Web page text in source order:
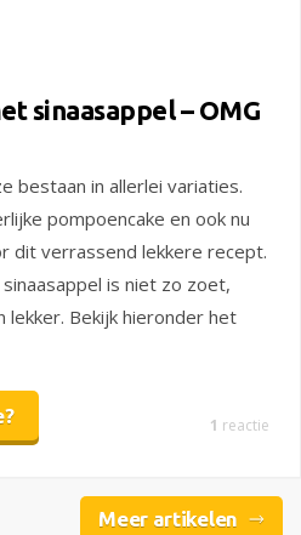
sinaasappel – OMG
bestaan in allerlei variaties.
pompoencake en ook nu
dit verrassend lekkere recept.
is niet zo zoet,
Bekijk hieronder het
1 reactie
Meer artikelen